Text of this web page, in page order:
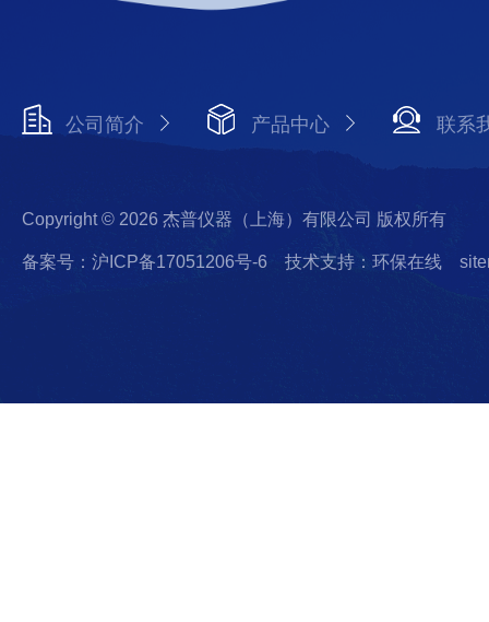
公司简介 产品中心 联系
Copyright © 2026 杰普仪器（上海）有限公司 版权所有
备案号：沪ICP备17051206号-6 技术支持：环保在线